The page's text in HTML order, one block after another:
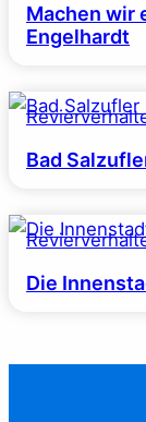
Machen wir
Engelhardt
Bad
Die